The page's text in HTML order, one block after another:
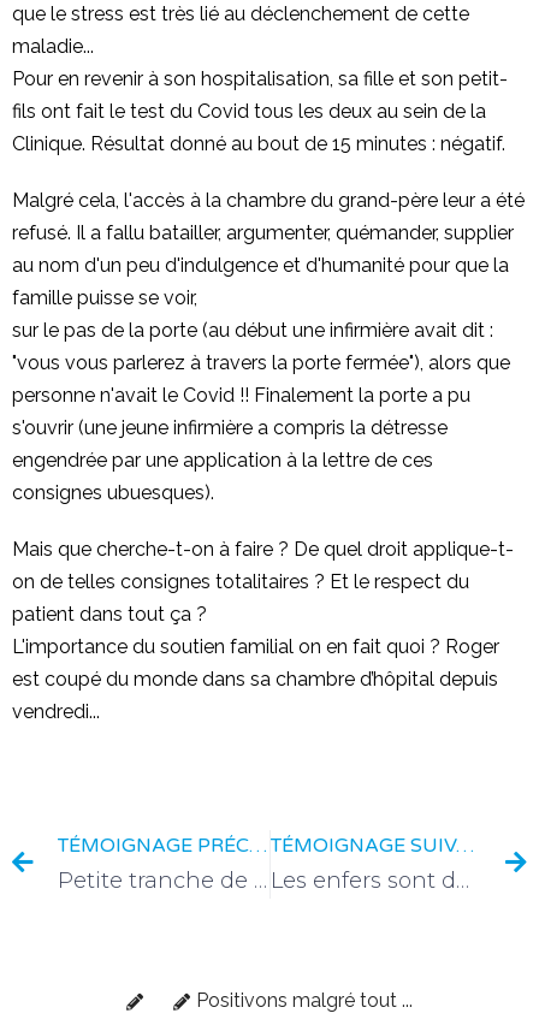
que le stress est très lié au déclenchement de cette
maladie...
Pour en revenir à son hospitalisation, sa fille et son petit-
fils ont fait le test du Covid tous les deux au sein de la
Clinique. Résultat donné au bout de 15 minutes : négatif.
Malgré cela, l'accès à la chambre du grand-père leur a été
refusé. Il a fallu batailler, argumenter, quémander, supplier
au nom d'un peu d'indulgence et d'humanité pour que la
famille puisse se voir,
sur le pas de la porte (au début une infirmière avait dit :
"vous vous parlerez à travers la porte fermée"), alors que
personne n'avait le Covid !! Finalement la porte a pu
s'ouvrir (une jeune infirmière a compris la détresse
engendrée par une application à la lettre de ces
consignes ubuesques).
Mais que cherche-t-on à faire ? De quel droit applique-t-
on de telles consignes totalitaires ? Et le respect du
patient dans tout ça ?
L'importance du soutien familial on en fait quoi ? Roger
est coupé du monde dans sa chambre d’hôpital depuis
vendredi...
TÉMOIGNAGE PRÉCÉDENT
Petite tranche de vie d’un paysan qui devient militant
TÉMOIGNAGE SUIVANT
Les enfers sont déchainés
Positivons malgré tout ...